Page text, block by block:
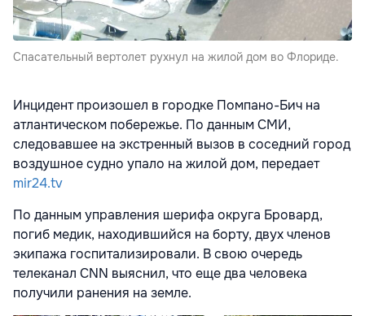
Спасательный вертолет рухнул на жилой дом во Флориде.
Инцидент произошел в городке Помпано-Бич на
атлантическом побережье. По данным СМИ,
следовавшее на экстренный вызов в соседний город
воздушное судно упало на жилой дом, передает
mir24.tv
По данным управления шерифа округа Бровард,
погиб медик, находившийся на борту, двух членов
экипажа госпитализировали. В свою очередь
телеканал CNN выяснил, что еще два человека
получили ранения на земле.